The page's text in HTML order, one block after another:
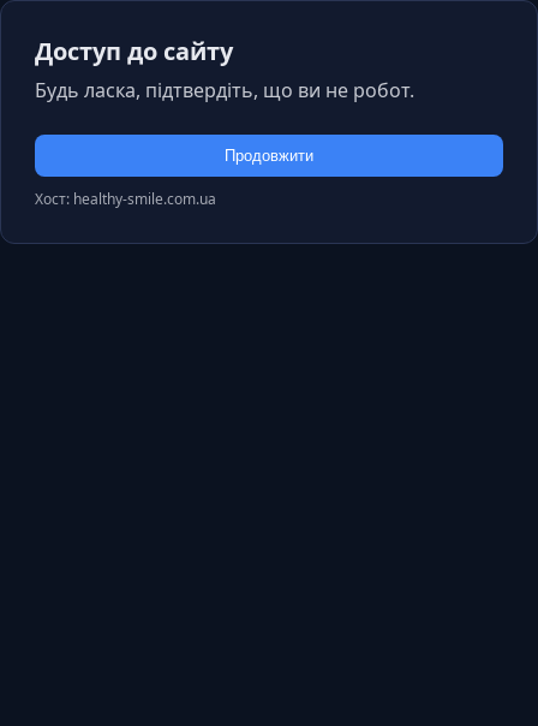
Доступ до сайту
Будь ласка, підтвердіть, що ви не робот.
Продовжити
Хост: healthy-smile.com.ua